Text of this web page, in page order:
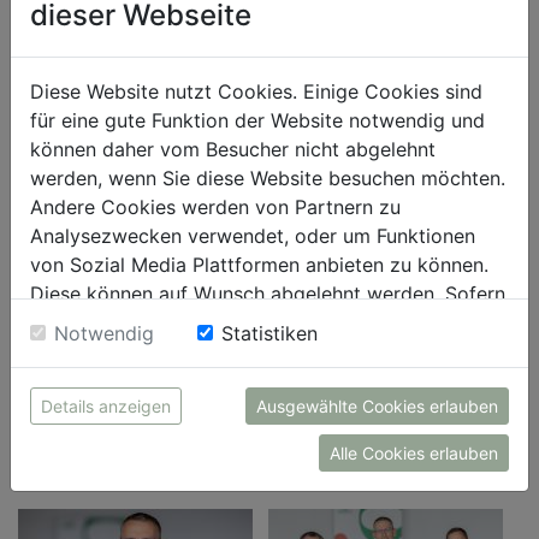
der efko Gruppe.
DOWNLOAD
dieser Webseite
Diese Website nutzt Cookies. Einige Cookies sind
für eine gute Funktion der Website notwendig und
können daher vom Besucher nicht abgelehnt
werden, wenn Sie diese Website besuchen möchten.
Andere Cookies werden von Partnern zu
Analysezwecken verwendet, oder um Funktionen
von Sozial Media Plattformen anbieten zu können.
Diese können auf Wunsch abgelehnt werden. Sofern
sie unsere Webseite weiter nutzen, geben Sie
Einwilligung zu unseren Cookies.
Notwendig Statistiken
Details anzeigen Ausgewählte Cookies erlauben
Alle Cookies erlauben